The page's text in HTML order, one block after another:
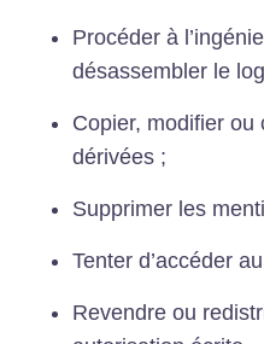
Procéder à
désassembler le
Copier, modifier
dérivées ;
Supprimer les
Tenter d’accéder
Revendre ou